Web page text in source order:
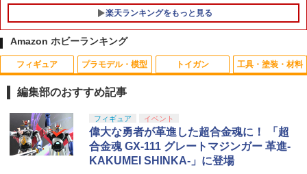
楽天ランキングをもっと見る
1
蓄光プロペラ！レッツゴーあひるちゃん{
玩具 おもちゃ }{ ギフト 誕生日 }{ 子ども
会 施設 }[ 子供会 保育園 幼稚園 景品 イ
指定不可】【不良対応不可】
￥188
1
AIP 120% ノズルリターンスプリング Hi-
CAPA/MEU/1911◆東京マルイ GBB ハ
イキャパ/MEU/1911シリーズ対応 ピスト
￥600
1
【ネコポス対応】OPTION No.1(オプシ
ョンNo.1)/NO-144/コネクタピン・リム
ーバー（タミヤ/ラージ）
￥525
Amazon ホビーランキング
フィギュア
1
タカラトミー(TAKARA TOMY) T-SPAR
K トランスフォーマー ニューレジェンズ
NL-07 サウンドウェーブ 可動フィギュア
￥4,440
プラモデル・模型
1
タカラトミー(TAKARA TOMY) T-SPAR
K REALIZE MODEL リアライズモデル Z
OIDS ゾイド RMZ-025 ライガーゼロフ
ァルコン (ZBF) 色分け済み プラキット
トイガン
1
東京マルイ(TOKYO MARUI) No.25 コル
ト ガバメント HG 18歳以上エアーHOP
ハンドガン
￥3,384
工具・塗装・材料
1
GSIクレオス Mr.トップコート 水性プレ
ミアムトップコートスプレー 光沢 88ml
ホビー用仕上材 B601
￥748
編集部のおすすめ記事
フィギュア イベント
偉大な勇者が革進した超合金魂に！ 「超
合金魂 GX-111 グレートマジンガー 革進-
KAKUMEI SHINKA-」に登場